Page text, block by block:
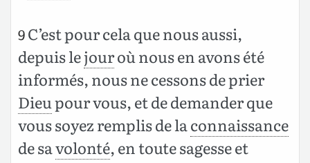
9C’est pour cela que nous aussi,
depuis lejouroù nous en avons été
informés, nous ne cessons de prier
Dieupour vous, et de demander que
vous soyez remplis de laconnaissance
de savolonté, en toute sagesse et